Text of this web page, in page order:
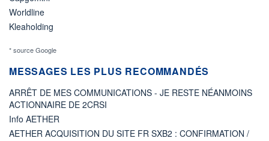
Worldline
Kleaholding
* source Google
MESSAGES LES PLUS RECOMMANDÉS
ARRÊT DE MES COMMUNICATIONS - JE RESTE NÉANMOINS
ACTIONNAIRE DE 2CRSI
Info AETHER
AETHER ACQUISITION DU SITE FR SXB2 : CONFIRMATION /